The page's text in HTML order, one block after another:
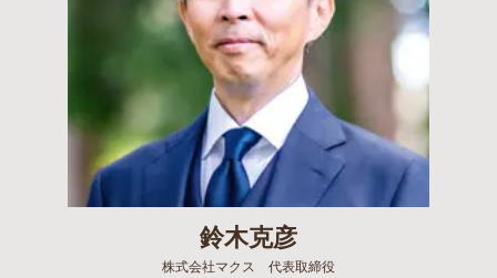
鈴木克彦
株式会社マクス 代表取締役